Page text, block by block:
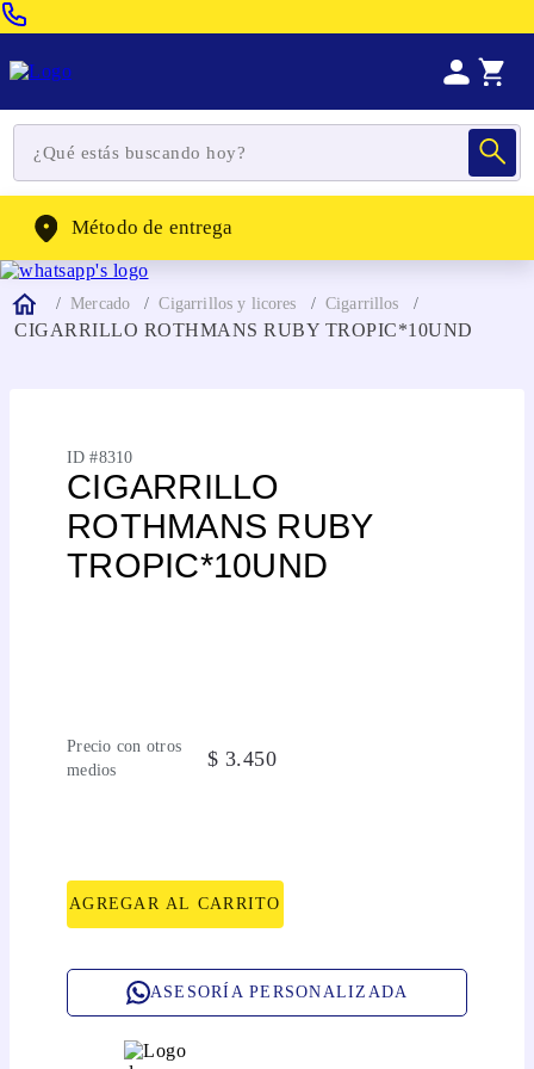
WhatsApp: (302) 262-4104
Método de entrega
Mercado Cigarrillos y licores Cigarrillos
CIGARRILLO ROTHMANS RUBY TROPIC*10UND
ID #8310
CIGARRILLO
ROTHMANS RUBY
TROPIC*10UND
Precio con otros
medios
$ 3.450
AGREGAR AL CARRITO
ASESORÍA PERSONALIZADA